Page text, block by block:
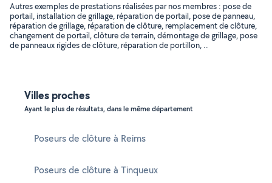
Autres exemples de prestations réalisées par nos membres : pose de
portail, installation de grillage, réparation de portail, pose de panneau,
réparation de grillage, réparation de clôture, remplacement de clôture,
changement de portail, clôture de terrain, démontage de grillage, pose
de panneaux rigides de clôture, réparation de portillon, ..
Villes proches
Ayant le plus de résultats, dans le même département
Poseurs de clôture à Reims
Poseurs de clôture à Tinqueux